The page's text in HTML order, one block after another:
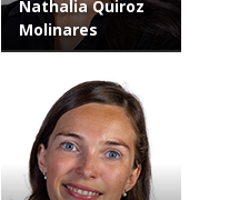
Nathalia Quiroz
Molinares